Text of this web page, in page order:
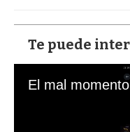
Te puede